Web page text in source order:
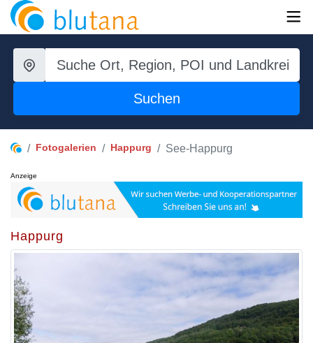
Suchen
Fotogalerien Happurg See-Happurg
Anzeige
Happurg